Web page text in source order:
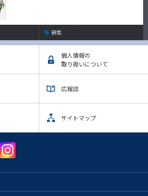
研究
個人情報の
取り扱いについて
広報誌
サイトマップ